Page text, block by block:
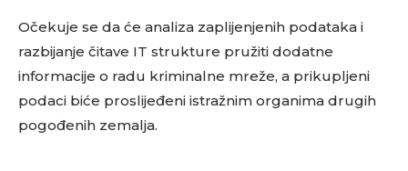
Očekuje se da će analiza zaplijenjenih podataka i
razbijanje čitave IT strukture pružiti dodatne
informacije o radu kriminalne mreže, a prikupljeni
podaci biće proslijeđeni istražnim organima drugih
pogođenih zemalja.